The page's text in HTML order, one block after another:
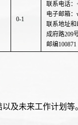
0-1
联系电话：
电子邮箱：
联系地址和
成府路209
邮编100871
及未来工作计划